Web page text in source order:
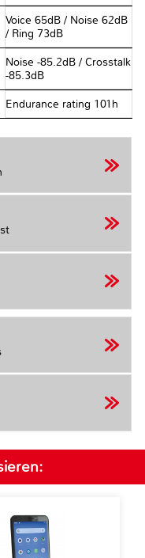
Voice 65dB / Noise 62dB
/ Ring 73dB
Noise -85.2dB / Crosstalk
-85.3dB
Endurance rating 101h